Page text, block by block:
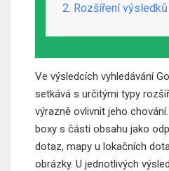
2. Rozšíření
Ve výsledcích vyhledávání
setkává s určitými typy
výrazně ovlivnit jeho
boxy s částí obsahu jako
dotaz, mapy u lokačních
obrázky. U jednotlivých